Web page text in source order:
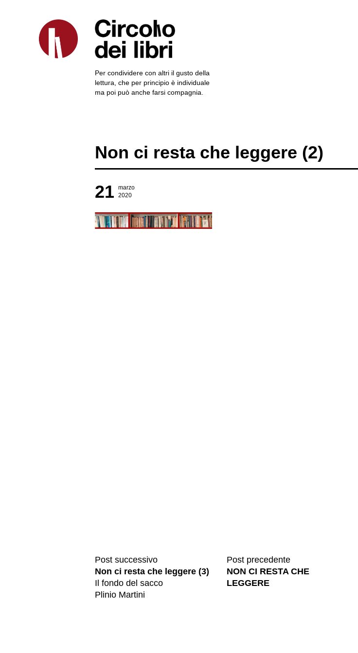
Per condividere con altri il gusto della
lettura, che per principio è individuale
ma poi può anche farsi compagnia.
Non ci resta che leggere (2)
21
marzo
2020
Post successivo
Non ci resta che leggere (3)
Il fondo del sacco
Plinio Martini
Post precedente
NON CI RESTA CHE
LEGGERE